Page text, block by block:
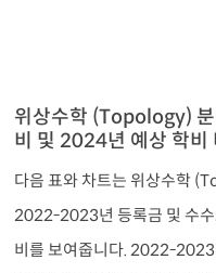
위상수학 (Topology)
비 및 2024년 예상 학비
다음 표와 차트는 위상수학
2022-2023년 등록금 및 수
비를 보여줍니다. 2022-